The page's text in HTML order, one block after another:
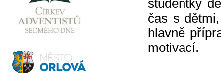
studentky
čas s
hlavně
motivací.